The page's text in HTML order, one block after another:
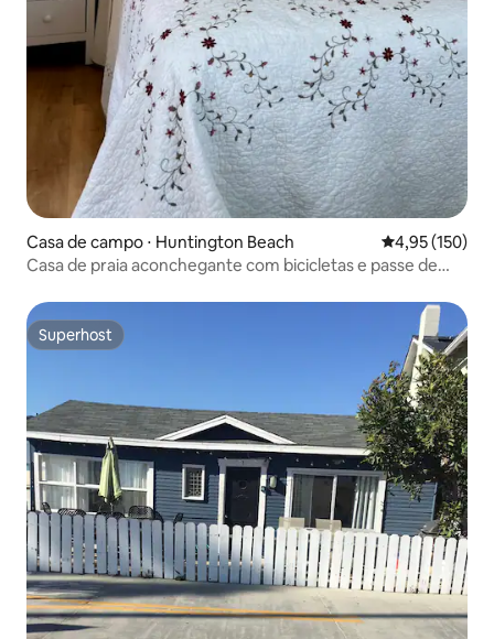
Casa de campo ⋅ Huntington Beach 4,95 de uma
4,95 (150)
Casa de praia aconchegante com bicicletas e passe de
Superhost
Superhost